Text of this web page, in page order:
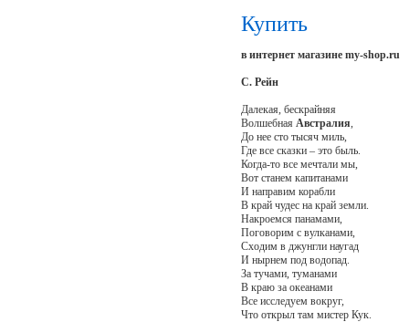
Купить
в интернет магазине my-shop.ru
С. Рейн
Далекая, бескрайняя
Волшебная Австралия
До нее сто тысяч миль,
Где все сказки – это быль.
Когда-то все мечтали мы,
Вот станем капитанами
И направим корабли
В край чудес на край земли.
Накроемся панамами,
Поговорим с вулканами,
Сходим в джунгли наугад
И нырнем под водопад.
За тучами, туманами
В краю за океанами
Все исследуем вокруг,
Что открыл там мистер Кук.